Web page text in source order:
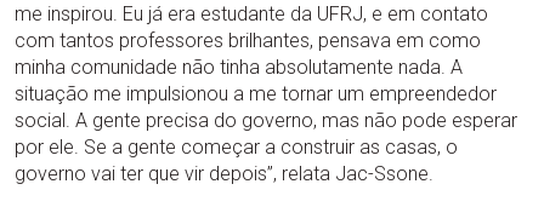
me inspirou. Eu já era estudante da UFRJ, e em contato
com tantos professores brilhantes, pensava em como
minha comunidade não tinha absolutamente nada. A
situação me impulsionou a me tornar um empreendedor
social. A gente precisa do governo, mas não pode esperar
por ele. Se a gente começar a construir as casas, o
governo vai ter que vir depois”, relata Jac-Ssone.